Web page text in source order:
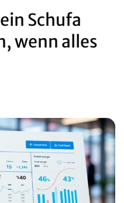
Schufa
wenn alles